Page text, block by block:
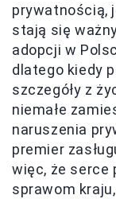
prywatnością,
stają się
adopcji w
dlatego kiedy
szczegóły z
niemałe
naruszenia
premier
więc, że serce
sprawom